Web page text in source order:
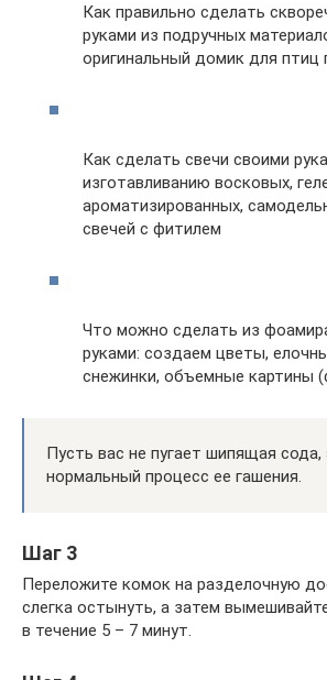
Как правильно сделать
руками из подручных
оригинальный домик для птиц
Как сделать свечи своими
изготавливанию восковых,
ароматизированных,
свечей с фитилем
Что можно сделать из
руками: создаем цветы,
снежинки, объемные картины
Пусть вас не пугает шипящая сода,
нормальный процесс ее гашения.
Шаг 3
Переложите комок на разделочную
слегка остынуть, а затем
в течение 5 – 7 минут.